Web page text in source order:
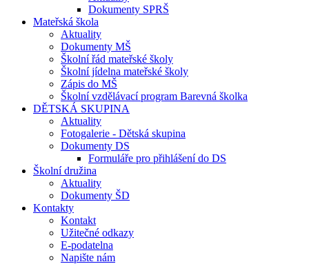
Dokumenty SPRŠ
Mateřská škola
Aktuality
Dokumenty MŠ
Školní řád mateřské školy
Školní jídelna mateřské školy
Zápis do MŠ
Školní vzdělávací program Barevná školka
DĚTSKÁ SKUPINA
Aktuality
Fotogalerie - Dětská skupina
Dokumenty DS
Formuláře pro přihlášení do DS
Školní družina
Aktuality
Dokumenty ŠD
Kontakty
Kontakt
Užitečné odkazy
E-podatelna
Napište nám